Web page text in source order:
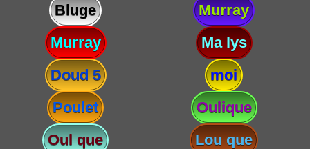
Bluge
Murray
Murray
Ma lys
Doud 5
moi
Poulet
Oulique
Oul que
Lou que